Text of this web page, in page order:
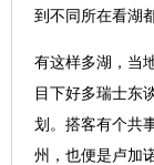
到不同所在看湖
有这样多湖，当
目下好多瑞士东
划。搭客有个共
州，也便是卢加